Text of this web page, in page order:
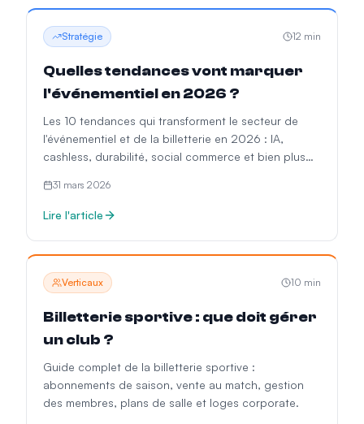
Stratégie 12 min
Quelles tendances vont marquer
l'événementiel en 2026 ?
Les 10 tendances qui transforment le secteur de
l'événementiel et de la billetterie en 2026 : IA,
cashless, durabilité, social commerce et bien plus
31 mars 2026
Lire l'article
Verticaux 10 min
Billetterie sportive : que doit gérer
un club ?
Guide complet de la billetterie sportive :
abonnements de saison, vente au match, gestion
des membres, plans de salle et loges corporate.